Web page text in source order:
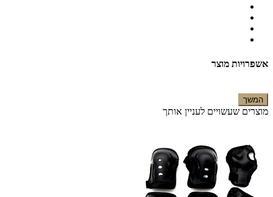
אשפרויות מוצר
המשך
מוצרים שעשויים לעניין אותך